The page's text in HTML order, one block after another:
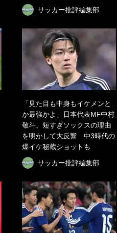
サッカー批評編集部
「見た目も中身もイケメンと
か最強かよ」日本代表MF中村
敬斗、短すぎソックスの理由
を明かして大反響 中3時代の
爆イケ秘蔵ショットも
サッカー批評編集部